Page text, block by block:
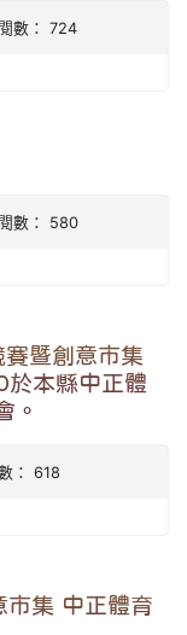
數： 724
數： 580
暨創意市集
本縣中正體
。
： 618
市集 中正體育